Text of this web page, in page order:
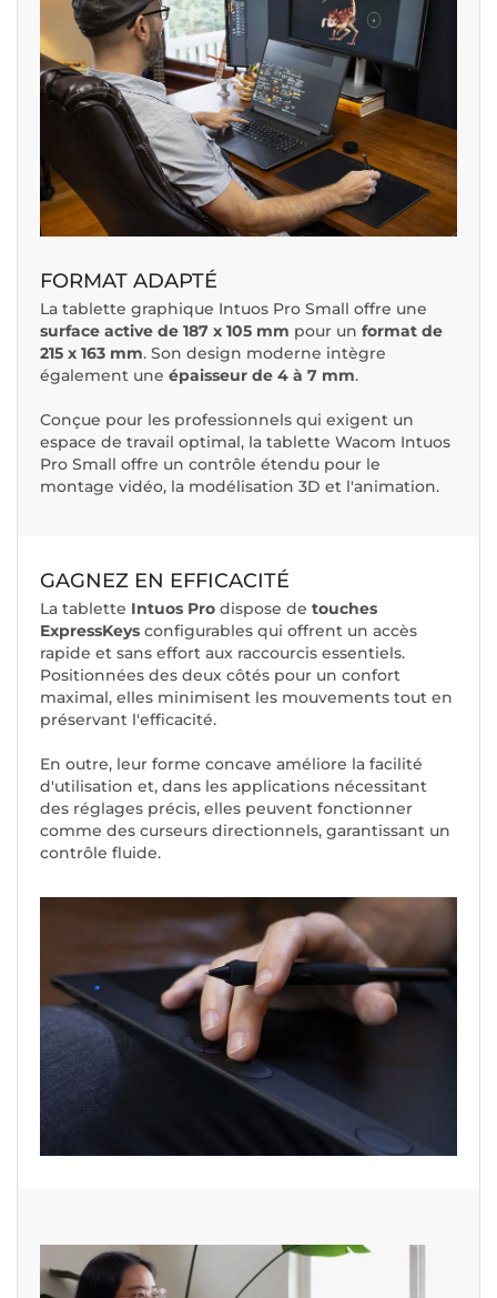
FORMAT ADAPTÉ
La tablette graphique Intuos Pro Small offre une
surface active de 187 x 105 mm pour un format de
215 x 163 mm. Son design moderne intègre
également une épaisseur de 4 à 7 mm.
Conçue pour les professionnels qui exigent un
espace de travail optimal, la tablette Wacom Intuos
Pro Small offre un contrôle étendu pour le
montage vidéo, la modélisation 3D et l'animation.
GAGNEZ EN EFFICACITÉ
La tablette Intuos Pro dispose de touches
ExpressKeys configurables qui offrent un accès
rapide et sans effort aux raccourcis essentiels.
Positionnées des deux côtés pour un confort
maximal, elles minimisent les mouvements tout en
préservant l'efficacité.
En outre, leur forme concave améliore la facilité
d'utilisation et, dans les applications nécessitant
des réglages précis, elles peuvent fonctionner
comme des curseurs directionnels, garantissant un
contrôle fluide.